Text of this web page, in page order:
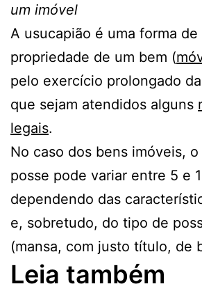
um imóvel
A usucapião é uma forma de
propriedade de um bem (
pelo exercício prolongado
que sejam atendidos alguns
legais.
No caso dos bens imóveis,
posse pode variar entre 5 e
dependendo das
e, sobretudo, do tipo de
(mansa, com justo título, de
Leia também